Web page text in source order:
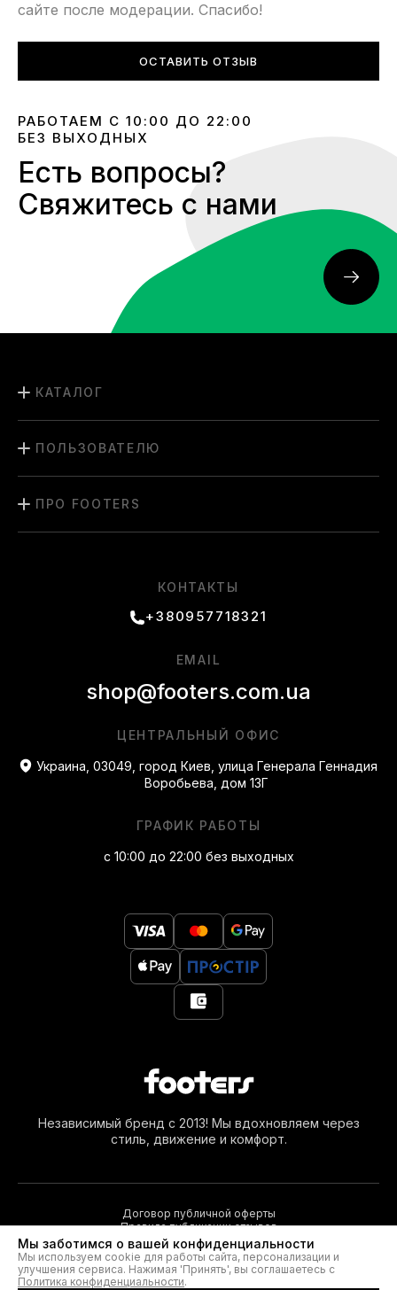
сайте после модерации. Спасибо!
ОСТАВИТЬ ОТЗЫВ
РАБОТАЕМ С 10:00 ДО 22:00
БЕЗ ВЫХОДНЫХ
Есть вопросы?
Свяжитесь с нами
Независимый бренд с 2013! Мы вдохновляем через
стиль, движение и комфорт.
КАТАЛОГ
ПОЛЬЗОВАТЕЛЮ
ПРО FOOTERS
КОНТАКТЫ
+380957718321
ЦЕНТРАЛЬНЫЙ ОФИС
Украина, 03049, город Киев, улица Генерала Геннадия
Воробьева, дом 13Г
ГРАФИК РАБОТЫ
с 10:00 до 22:00 без выходных
EMAIL
shop@footers.com.ua
© 2026. Footers®
Договор публичной оферты
Правила публикации отзывов
Мы заботимся о вашей конфиденциальности
Мы используем cookie для работы сайта, персонализации и
улучшения сервиса. Нажимая 'Принять', вы соглашаетесь с
Политика конфиденциальности.